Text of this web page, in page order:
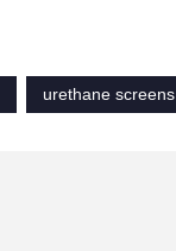
urethane screens